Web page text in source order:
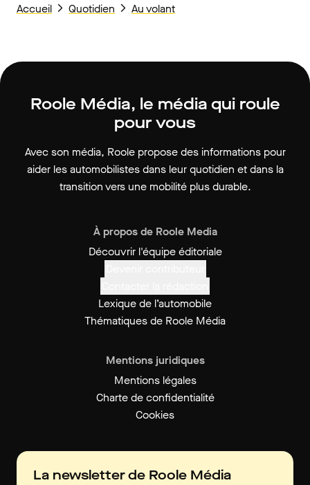
Accueil Quotidien Au volant
Roole Média, le média qui roule
pour vous
Avec son média, Roole propose des informations pour
aider les automobilistes dans leur quotidien et dans la
transition vers une mobilité plus durable.
À propos de Roole Media
Découvrir l'équipe éditoriale
Lexique de l’automobile
Thématiques de Roole Média
Mentions juridiques
Mentions légales
Charte de confidentialité
Cookies
La newsletter de Roole Média